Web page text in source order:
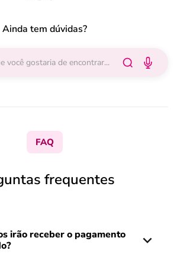
Ainda tem dúvidas?
FAQ
frequentes
irão receber o pagamento